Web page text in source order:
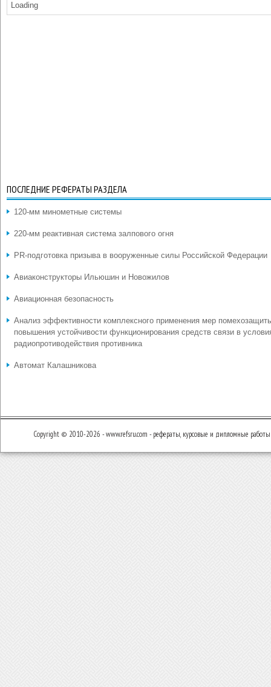
Loading
ПОСЛЕДНИЕ РЕФЕРАТЫ РАЗДЕЛА
120-мм минометные системы
220-мм реактивная система залпового огня
PR-подготовка призыва в вооруженные силы Российской Федерации
Авиаконструкторы Ильюшин и Новожилов
Авиационная безопасность
Анализ эффективности комплексного применения мер
повышения устойчивости функционирования средств связи в
радиопротиводействия противника
Автомат Калашникова
Copyright © 2010-2026 - www.refsru.com - рефераты, курсовые и дипломные работы